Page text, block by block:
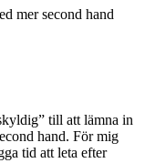
mer second hand
till att lämna in
hand. För mig
tid att leta efter